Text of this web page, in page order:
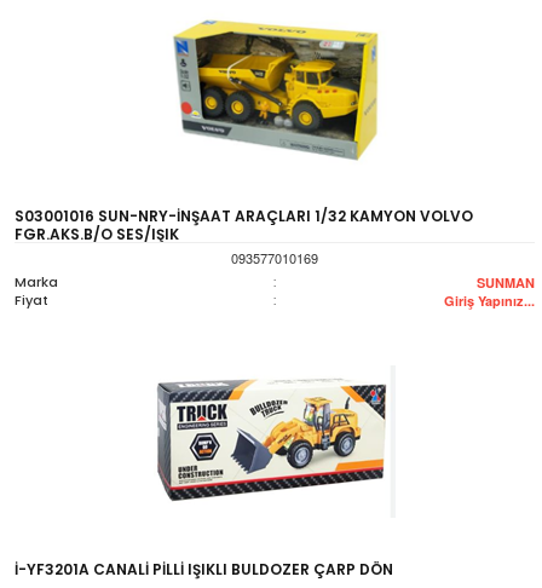
S03001016 SUN-NRY-İNŞAAT ARAÇLARI 1/32 KAMYON VOLVO
FGR.AKS.B/O SES/IŞIK
093577010169
Marka
: SUNMAN
Fiyat : Giriş Yapınız...
İ-YF3201A CANALİ PİLLİ IŞIKLI BULDOZER ÇARP DÖN